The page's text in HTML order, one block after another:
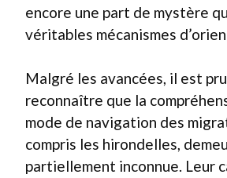
encore une part de mystère
véritables mécanismes
Malgré les avancées, il est
reconnaître que la
mode de navigation des
compris les hirondelles,
partiellement inconnue. Leur